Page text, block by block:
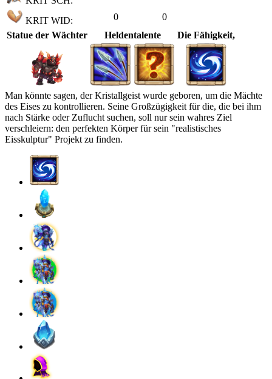
KRIT WID: 0
0
Statue der Wächter
Heldentalente Die Fähigkeit,
Man könnte sagen, der Kristallgeist wurde geboren, um die Mächte
des Eises zu kontrollieren. Seine Großzügigkeit für die, die bei ihm
nach Stärke oder Zuflucht suchen, soll nur sein wahres Ziel
verschleiern: den perfekten Körper für sein "realistisches
Eisskulptur" Projekt zu finden.